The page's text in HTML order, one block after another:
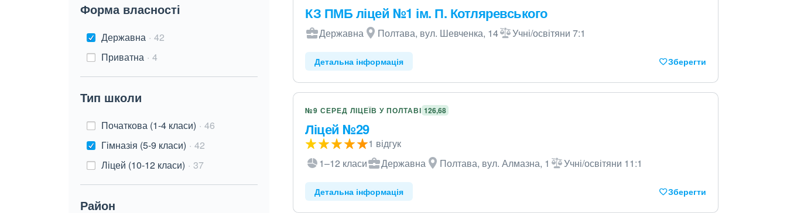
Форма власності
Державна
42
Приватна
4
Тип школи
Початкова (1-4 класи)
46
Гімназія (5-9 класи)
42
Ліцей (10-12 класи)
37
Район
КЗ ПМБ ліцей №1 ім. П. Котляревського
Державна Полтава, вул. Шевченка, 14 Учні/освітяни 7:1
Детальна інформація Зберегти
№9 СЕРЕД ЛІЦЕЇВ У ПОЛТАВІ 126,68
Ліцей №29
1 відгук
1–12 класи
Державна Полтава, вул. Алмазна, 1 Учні/освітяни 11:1
Детальна інформація Зберегти